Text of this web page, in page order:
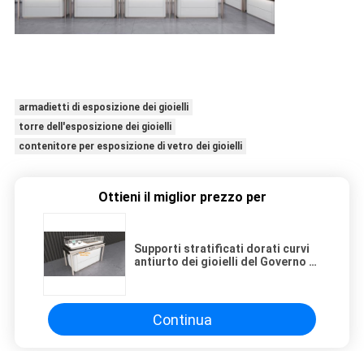
armadietti di esposizione dei gioielli
torre dell'esposizione dei gioielli
contenitore per esposizione di vetro dei gioielli
Ottieni il miglior prezzo per
Supporti stratificati dorati curvi
antiurto dei gioielli del Governo di
Continua